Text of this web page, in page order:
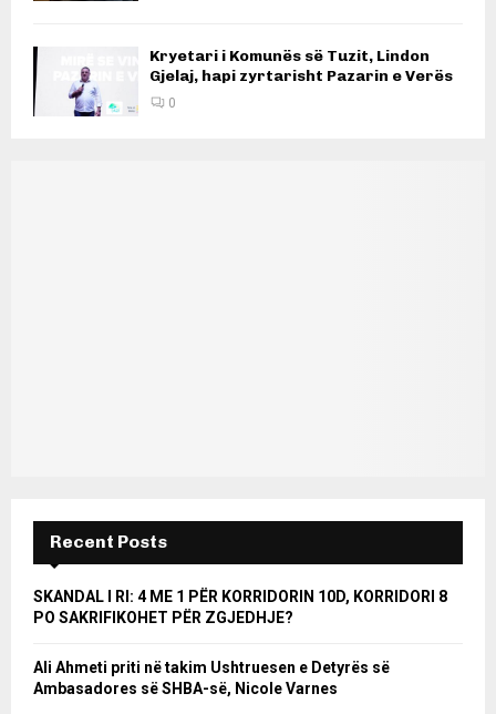
Kryetari i Komunës së Tuzit, Lindon
Gjelaj, hapi zyrtarisht Pazarin e Verës
0
Recent Posts
SKANDAL I RI: 4 ME 1 PËR KORRIDORIN 10D, KORRIDORI 8
PO SAKRIFIKOHET PËR ZGJEDHJE?
Ali Ahmeti priti në takim Ushtruesen e Detyrës së
Ambasadores së SHBA-së, Nicole Varnes